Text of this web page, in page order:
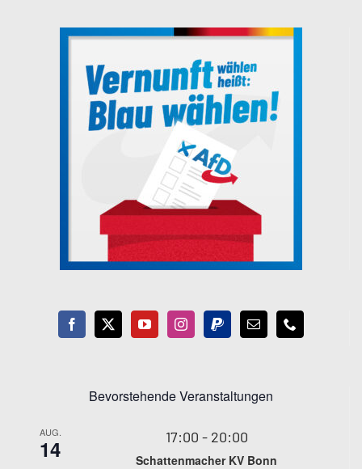
Bevorstehende Veranstaltungen
AUG.
14 17:00 - 20:00
Schattenmacher KV Bonn